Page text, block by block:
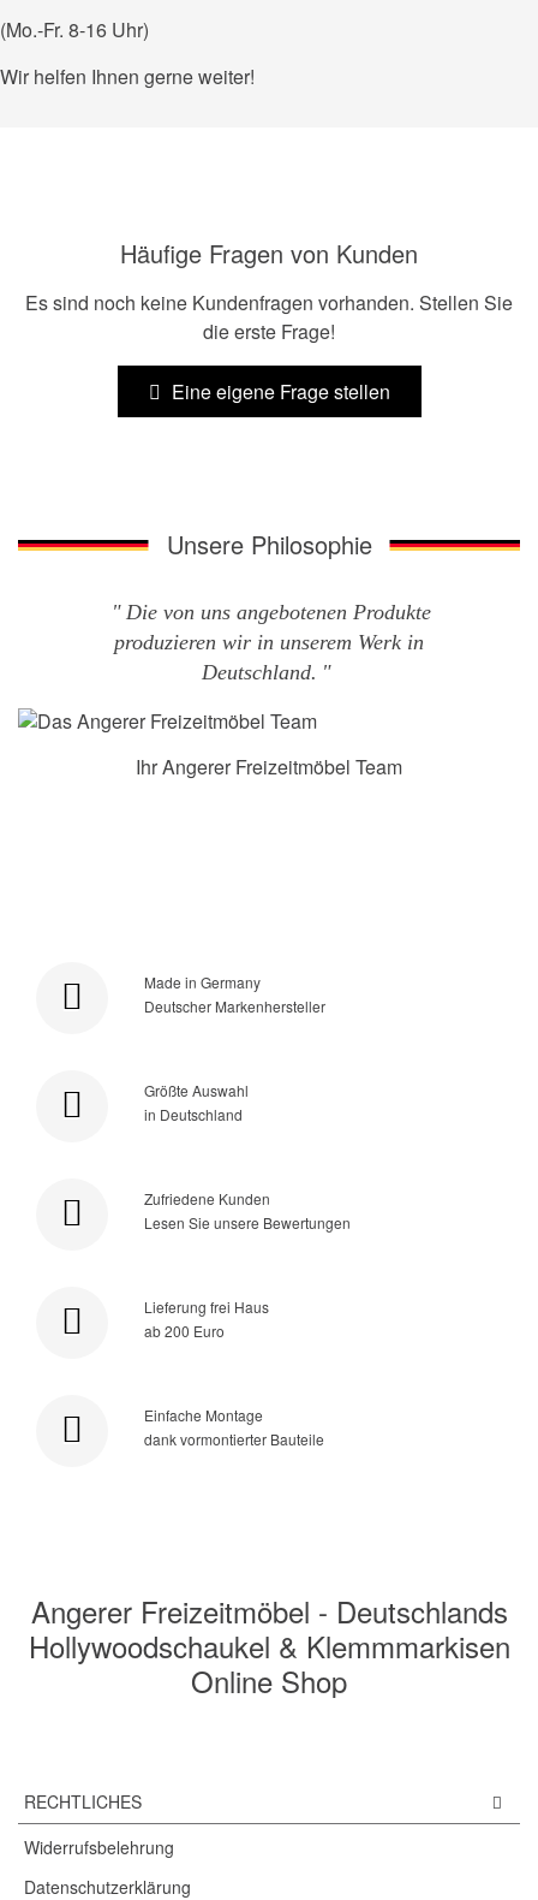
(Mo.-Fr. 8-16 Uhr)
Wir helfen Ihnen gerne weiter!
Häufige Fragen von Kunden
Es sind noch keine Kundenfragen vorhanden. Stellen Sie
die erste Frage!
Eine eigene Frage stellen
Unsere Philosophie
Die von uns angebotenen Produkte
produzieren wir in unserem Werk in
Deutschland.
Ihr Angerer Freizeitmöbel Team
Made in Germany
Deutscher Markenhersteller
Größte Auswahl
in Deutschland
Zufriedene Kunden
Lesen Sie unsere Bewertungen
Lieferung frei Haus
ab 200 Euro
Einfache Montage
dank vormontierter Bauteile
Angerer Freizeitmöbel - Deutschlands
Hollywoodschaukel & Klemmmarkisen
Online Shop
RECHTLICHES
Widerrufsbelehrung
Datenschutzerklärung